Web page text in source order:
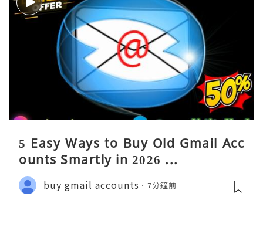
5 Easy Ways to Buy Old Gmail Acc
ounts Smartly in 2026 ...
buy gmail accounts 7分鐘前